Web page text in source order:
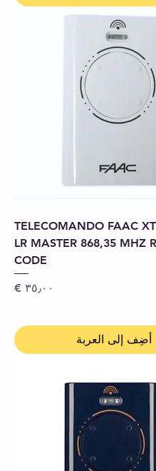
TELECOMANDO FAAC
LR MASTER 868,35 MHZ
CODE
السعر
أضِف إلى العربة